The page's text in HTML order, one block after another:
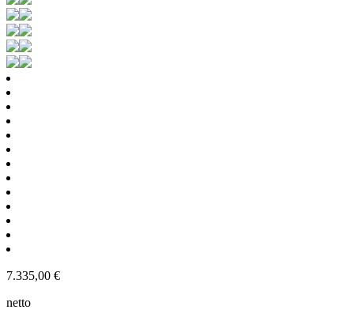
7.335,00 €
netto